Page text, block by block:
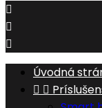



Úvodná
 